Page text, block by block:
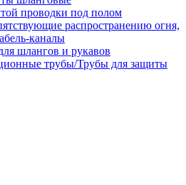
проводки под полом
распространению огня,
каналы
шлангов и рукавов
трубы/Трубы для защиты